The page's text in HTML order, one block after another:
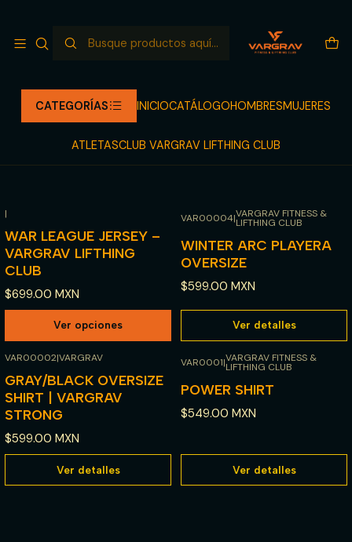
CATEGORÍAS INICIOCATÁLOGOHOMBRESMUJERES
ATLETASCLUB VARGRAV LIFTHING CLUB
Inicio OVERSIZE
OVERSIZE
Filtros
|
WAR LEAGUE JERSEY –
VARGRAV LIFTHING
CLUB
$699.00 MXN
Ver opciones
Agotado
VAR00004|VARGRAV FITNESS &
LIFTHING CLUB
WINTER ARC PLAYERA
OVERSIZE
$599.00 MXN
Ver detalles
VAR00002|VARGRAV
GRAY/BLACK OVERSIZE
SHIRT | VARGRAV
STRONG
$599.00 MXN
Ver detalles
Agotado
VAR0001|VARGRAV FITNESS &
LIFTHING CLUB
POWER SHIRT
$549.00 MXN
Ver detalles